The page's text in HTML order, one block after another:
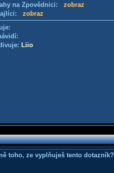
na Zpovědnici: zobraz
zobraz
Liio
toho, ze vyplňuješ tento dotazník?